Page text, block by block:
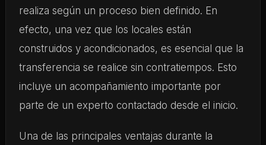
realiza según un proceso bien definido. En
efecto, una vez que los locales están
construidos y acondicionados, es esencial que la
transferencia se realice sin contratiempos. Esto
incluye un acompañamiento importante por
parte de un experto contactado desde el inicio.
Una de las principales ventajas durante la